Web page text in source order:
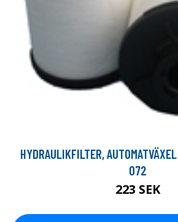
HYDRAULIKFILTER,
072
223 SEK